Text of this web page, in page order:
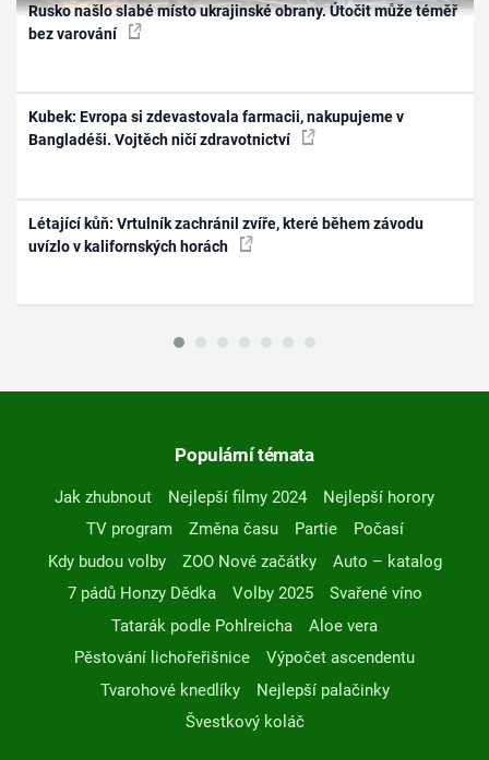
Rusko našlo slabé místo ukrajinské obrany. Útočit může téměř
bez varování
Kubek: Evropa si zdevastovala farmacii, nakupujeme v
Bangladéši. Vojtěch ničí zdravotnictví
Létající kůň: Vrtulník zachránil zvíře, které během závodu
uvízlo v kalifornských horách
Populární témata
Jak zhubnout Nejlepší filmy 2024
Nejlepší horory
TV program
Změna času Partie
Počasí
Kdy budou volby
ZOO Nové začátky
Auto – katalog
7 pádů Honzy Dědka
Volby 2025
Svařené víno
Tatarák podle Pohlreicha
Aloe vera
Pěstování lichořeřišnice
Výpočet ascendentu
Tvarohové knedlíky
Nejlepší palačinky
Švestkový koláč